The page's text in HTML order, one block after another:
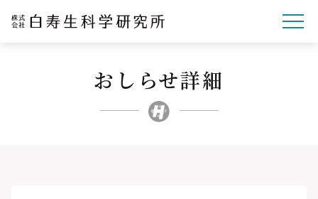
企業理念
研究開発
おしらせ詳細